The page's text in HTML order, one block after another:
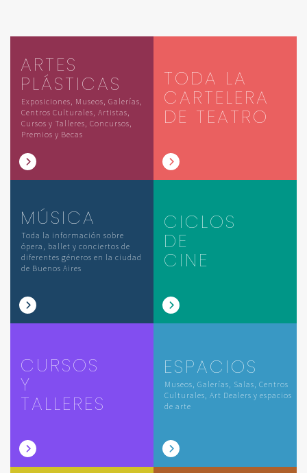
ARTES
PLÁSTICAS
Exposiciones, Museos, Galerías,
Centros Culturales, Artistas,
Cursos y Talleres, Concursos,
Premios y Becas
TODA LA
CARTELERA
DE TEATRO
MÚSICA
Toda la información sobre
ópera, ballet y conciertos de
diferentes géneros en la ciudad
de Buenos Aires
CICLOS
DE
CINE
CURSOS
Y
TALLERES
ESPACIOS
Museos, Galerías, Salas, Centros
Culturales, Art Dealers y espacios
de arte